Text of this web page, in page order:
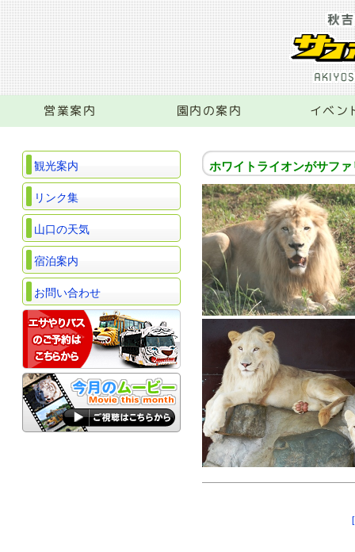
営業案内 園内の案内 イベン
観光案内
リンク集
山口の天気
宿泊案内
お問い合わせ
ホワイトライオンがサフ